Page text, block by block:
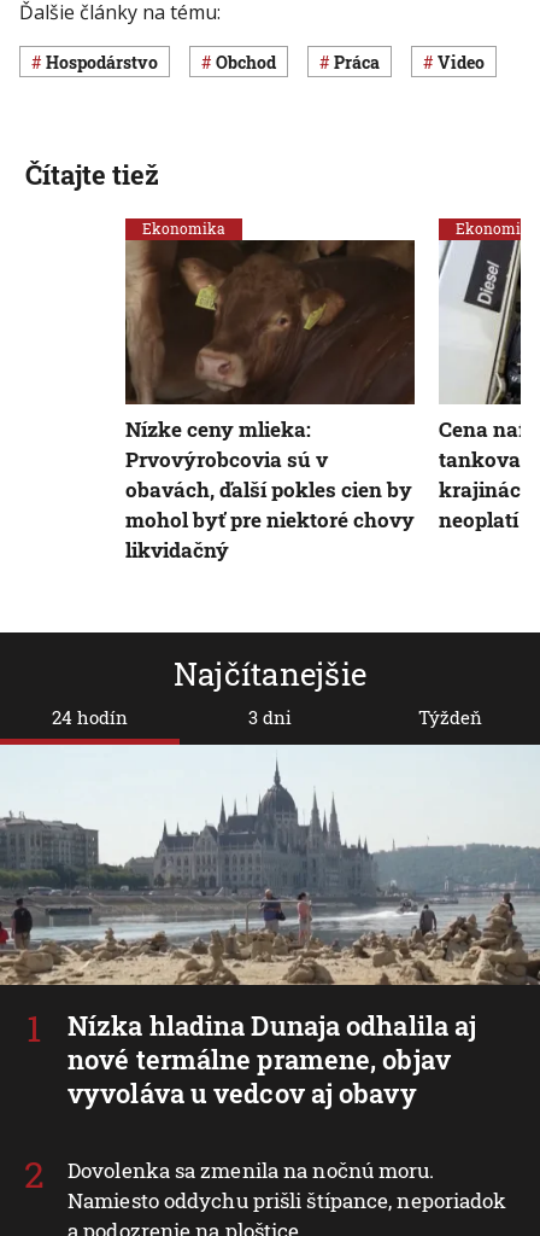
Ďalšie články na tému:
hospodárstvo obchod Práca Video
Najčítanejšie
24 hodín
Nízka hladina Dunaja odhalila aj
nové termálne pramene, objav
vyvoláva u vedcov aj obavy
Dovolenka sa zmenila na nočnú moru.
Namiesto oddychu prišli štípance, neporiadok
3 dni Týždeň
Čítajte tiež
Ekonomika
Nízke ceny mlieka:
Prvovýrobcovia sú v
obavách, ďalší pokles cien by
mohol byť pre niektoré chovy
likvidačný
Ekonomika
Cena
krajinách
neoplatí